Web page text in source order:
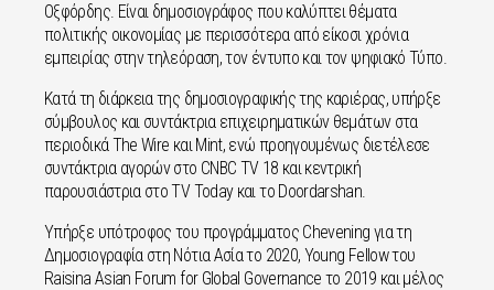
Οξφόρδης. Είναι δημοσιογράφος που καλύπτει θέματα
πολιτικής οικονομίας με περισσότερα από είκοσι χρόνια
εμπειρίας στην τηλεόραση, τον έντυπο και τον ψηφιακό Τύπο.
Κατά τη διάρκεια της δημοσιογραφικής της καριέρας, υπήρξε
σύμβουλος και συντάκτρια επιχειρηματικών θεμάτων στα
περιοδικά The Wire και Mint, ενώ προηγουμένως διετέλεσε
συντάκτρια αγορών στο CNBC TV 18 και κεντρική
παρουσιάστρια στο TV Today και το Doordarshan.
Υπήρξε υπότροφος του προγράμματος Chevening για τη
Δημοσιογραφία στη Νότια Ασία το 2020, Young Fellow του
Raisina Asian Forum for Global Governance το 2019 και μέλος